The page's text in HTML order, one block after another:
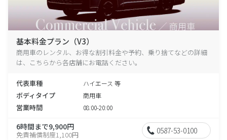
基本料金プラン（V3）
商用車のレンタル、お得な割引料金や予約、乗り捨てなどの詳細
は、こちらから各店舗にお電話ください。
代表車種 ハイエース 等
ボディタイプ 商用車
営業時間 08:00-20:00
6時間まで9,900円
免責補償制度1,100円 0587-53-0100